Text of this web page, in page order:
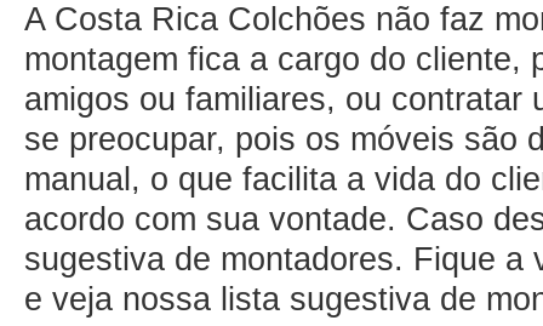
A Costa Rica Colchões não faz
montagem fica a cargo do cliente,
amigos ou familiares, ou contratar
se preocupar, pois os móveis são
manual, o que facilita a vida do
acordo com sua vontade. Caso
sugestiva de montadores. Fique a
e veja nossa lista sugestiva de